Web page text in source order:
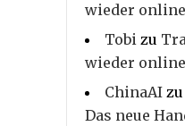
wieder online
Tobi zu
wieder online
ChinaAI zu
Das neue